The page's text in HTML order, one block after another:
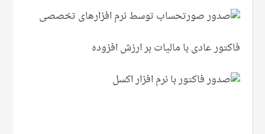
فاکتور عادی با مالیات بر ارزش افزوده